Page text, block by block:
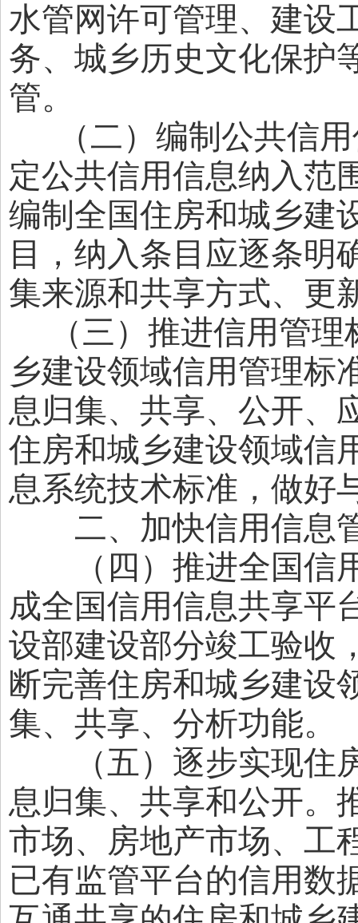
水管网许可管理、建设
务、城乡历史文化保护
管。
（二）编制公共信用
定公共信用信息纳入范
编制全国住房和城乡建
目，纳入条目应逐条明
集来源和共享方式、更
（三）推进信用管理
乡建设领域信用管理标
息归集、共享、公开、
住房和城乡建设领域信
息系统技术标准，做好
二、加快信用信息
（四）推进全国信用
成全国信用信息共享平
设部建设部分竣工验收
断完善住房和城乡建设
集、共享、分析功能。
（五）逐步实现住房
息归集、共享和公开。
市场、房地产市场、工
已有监管平台的信用数